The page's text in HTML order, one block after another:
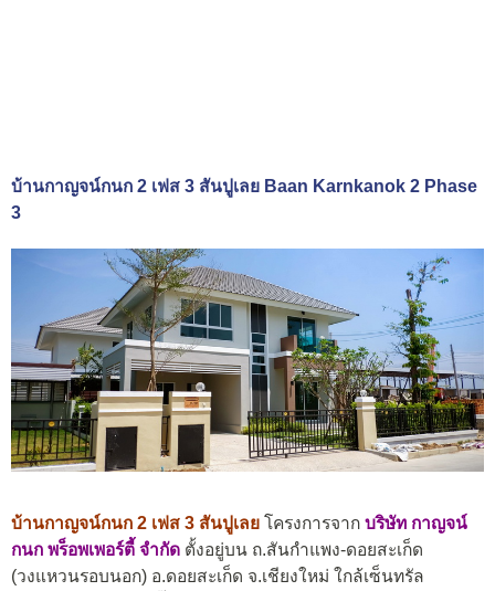
บ้านกาญจน์กนก 2 เฟส 3 สันปูเลย Baan Karnkanok 2 Phase
3
บ้านกาญจน์กนก 2 เฟส 3 สันปูเลย โครงการจาก บริษัท กาญจน์
กนก พร็อพเพอร์ตี้ จำกัด ตั้งอยู่บน ถ.สันกำแพง-ดอยสะเก็ด
(วงแหวนรอบนอก) อ.ดอยสะเก็ด จ.เชียงใหม่ ใกล้เซ็นทรัล